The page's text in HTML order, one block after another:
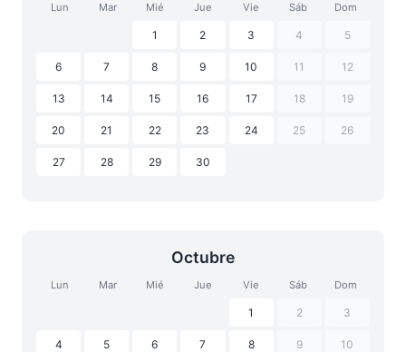
Lun Mar Mié Jue Vie Sáb Dom
1 2 3 4 5
6 7 8 9 10 11 12
13 14 15 16 17 18 19
20 21 22 23 24 25 26
27 28 29 30
Octubre
Lun Mar Mié Jue Vie Sáb Dom
1 2 3
4 5 6 7 8 9 10